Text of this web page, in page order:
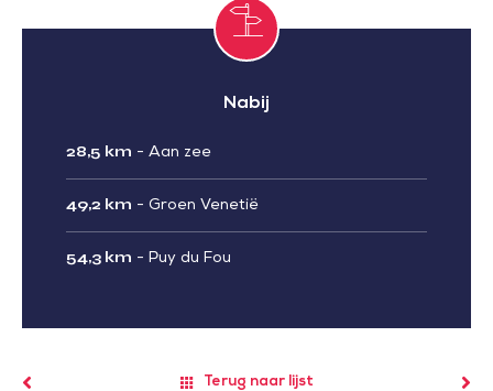
Nabij
28,5 km - Aan zee
49,2 km - Groen Venetië
54,3 km - Puy du Fou
Terug naar lijst